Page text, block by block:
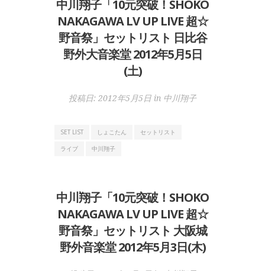
中川翔子「10元突破！SHOKO
NAKAGAWA LV UP LIVE 超☆
野音祭」セットリスト 日比谷
野外大音楽堂 2012年5月5日
(土)
投稿日: 2012年5月5日 in 中川翔子
SET LIST しょこたん
セットリスト
ライブ
中川翔子
中川翔子「10元突破！SHOKO
NAKAGAWA LV UP LIVE 超☆
野音祭」セットリスト 大阪城
野外音楽堂 2012年5月3日(木)